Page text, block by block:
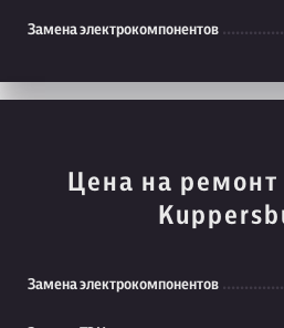
Замена электрокомпонентов
Цена на
Замена электрокомпонентов